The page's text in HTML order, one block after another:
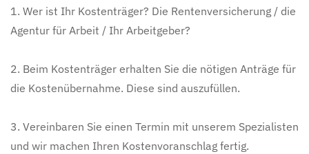
1. Wer ist Ihr Kostenträger? Die Rentenversicherung / die
Agentur für Arbeit / Ihr Arbeitgeber?
2. Beim Kostenträger erhalten Sie die nötigen Anträge für
die Kostenübernahme. Diese sind auszufüllen.
3. Vereinbaren Sie einen Termin mit unserem Spezialisten
und wir machen Ihren Kostenvoranschlag fertig.